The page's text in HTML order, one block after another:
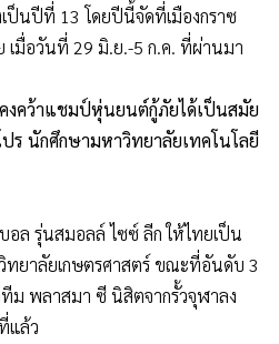
ป็นปีที่ 13 โดยปีนี้จัดที่เมืองกราซ
เมื่อวันที่ 29 มิ.ย.-5 ก.ค. ที่ผ่านมา
คงคว้าแชมป์หุ่นยนต์กู้ภัยได้เป็นสมัย
ร นักศึกษามหาวิทยาลัยเทคโนโลยี
ล รุ่นสมอลล์ ไซซ์ ลีก ให้ไทยเป็น
ยาลัยเกษตรศาสตร์ ขณะที่อันดับ 3
ม พลาสมา ซี นิสิตจากรั้วจุฬาลง
แล้ว